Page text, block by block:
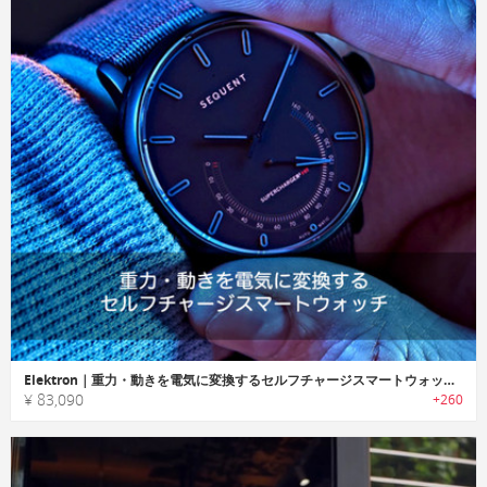
Elektron｜重力・動きを電気に変換するセルフチャージスマートウォッチ「エレクトロン」
¥ 83,090 +260